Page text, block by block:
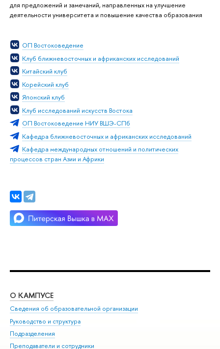
для предложений и замечаний, направленных на улучшение
деятельности университета и повышение качества образования
ОП Востоковедение
Клуб ближневосточных и африканских исследований
Китайский клуб
Корейский клуб
Японский клуб
Клуб исследований искусств Востока
ОП Востоковедение НИУ ВШЭ-СПб
Кафедра ближневосточных и африканских исследований
Кафедра международных отношений и политических
процессов стран Азии и Африки
О КАМПУСЕ
Сведения об образовательной организации
Руководство и структура
Подразделения
Преподаватели и сотрудники